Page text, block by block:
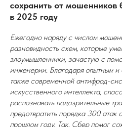
сохранить от мошенников
в 2025 году
Ежегодно наряду с числом
разновидность схем, которые
злоумышленники, зачастую с
инженерии. Благодаря опытным
также современной антифрод-
искусственного интеллекта,
распознавать подозрительные
предотвратить порядка 300
прошлом году. Так, Сбер помог